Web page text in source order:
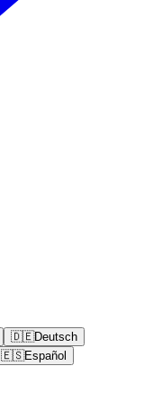
🇩🇪Deutsch
🇪🇸Español